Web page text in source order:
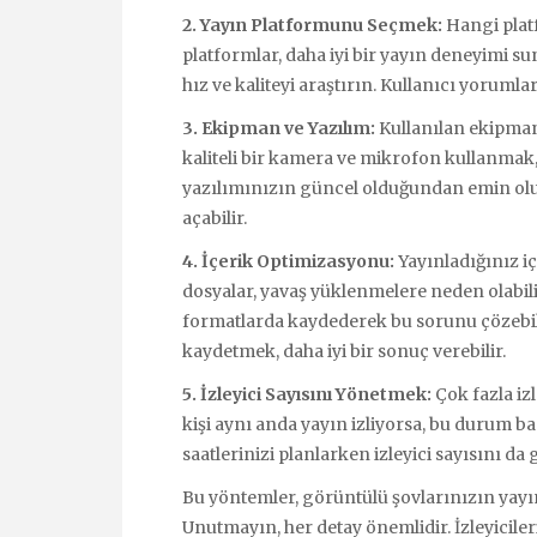
2. Yayın Platformunu Seçmek: Hangi
platformlar, daha iyi bir yayın deneyimi
hız ve kaliteyi araştırın. Kullanıcı
3. Ekipman ve Yazılım: Kullanılan
kaliteli bir kamera ve mikrofon kullanmak,
yazılımınızın güncel olduğundan emin
açabilir.
4. İçerik Optimizasyonu:
dosyalar, yavaş yüklenmelere neden
formatlarda kaydederek bu sorunu
kaydetmek, daha iyi bir sonuç verebilir.
5. İzleyici Sayısını Yönetmek: Çok fazla
kişi aynı anda yayın izliyorsa, bu durum
saatlerinizi planlarken izleyici sayısını
Bu yöntemler, görüntülü şovlarınızın
Unutmayın, her detay önemlidir.